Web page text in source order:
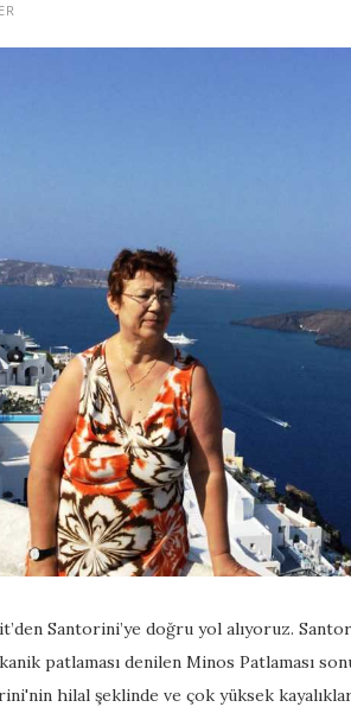
Santorini’ye doğru yol alıyoruz.
patlaması denilen Minos Patlaması
hilal şeklinde ve çok yüksek